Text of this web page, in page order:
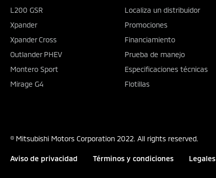
L200 GSR
Xpander
Xpander Cross
Outlander PHEV
Montero Sport
Mirage G4
Localiza un distribuidor
Promociones
Financiamiento
Prueba de manejo
Especificaciones técnicas
Flotillas
© Mitsubishi Motors Corporation 2022. All rights reserved.
Aviso de privacidad Términos y condiciones Legales